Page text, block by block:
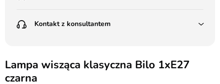
Poczta Polska Kurier 48H - 11 zł
(od 1000 zł dla gabarytów, nie dotyczy produktów 3m)
Kontakt z konsultantem
Batalionów Chłopskich 12, 94-058 Łódź
506 336 320
Lampa wisząca klasyczna Bilo 1xE27
czarna